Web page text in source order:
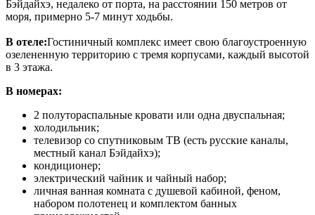
Бэйдайхэ, недалеко от порта, на расстоянии 150 метров от
моря, примерно 5-7 минут ходьбы.
В отеле:Гостиничный комплекс имеет свою благоустроенную
озелененную территорию с тремя корпусами, каждый высотой
в 3 этажа.
В номерах:
2 полутораспальные кровати или одна двуспальная;
холодильник;
телевизор со спутниковым ТВ (есть русские каналы,
местный канал Бэйдайхэ);
кондиционер;
электрический чайник и чайный набор;
личная ванная комната с душевой кабиной, феном,
набором полотенец и комплектом банных